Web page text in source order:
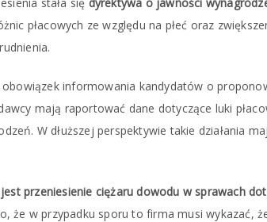
płacowych ze względu na płeć oraz
informowania kandydatów o
mają raportować dane dotyczące luki
W dłuższej perspektywie takie działania
przeniesienie ciężaru dowodu w sprawach
że w przypadku sporu to firma musi wykazać,